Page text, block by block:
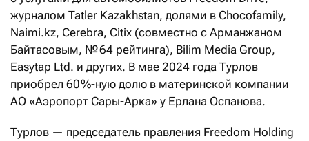
журналом Tatler Kazakhstan, долями в Chocofamily,
Naimi.kz, Cerebra, Citix (совместно с Арманжаном
Байтасовым, № 64 рейтинга), Bilim Media Group,
Easytap Ltd. и других. В мае 2024 года Турлов
приобрел 60 %-ную долю в материнской компании
АО «Аэропорт Сары-Арка» у Ерлана Оспанова.
Турлов — председатель правления Freedom Holding